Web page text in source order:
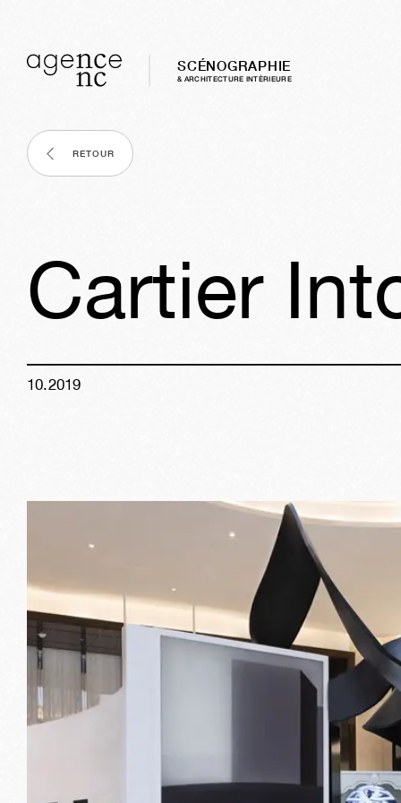
SCÉNOGRAPHIE
& ARCHITECTURE INTÈRIEURE
RETOUR
Cartier
10.2019